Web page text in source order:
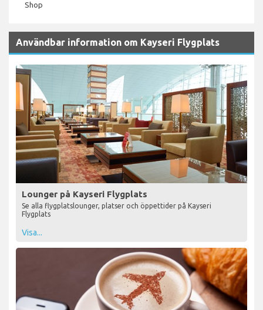
Shop
Användbar information om Kayseri Flygplats
Lounger på Kayseri Flygplats
Se alla flygplatslounger, platser och öppettider på Kayseri
Flygplats
Visa...